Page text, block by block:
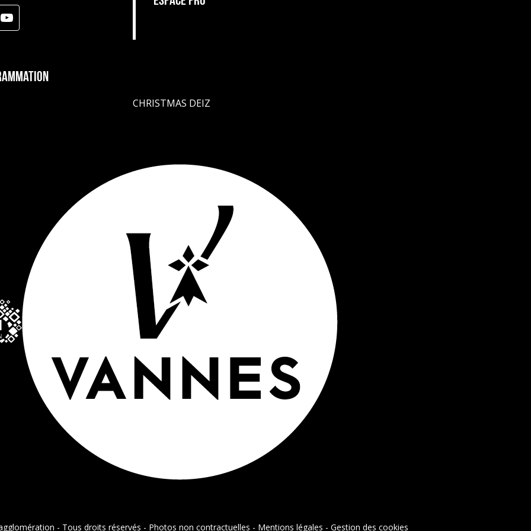
CHRISTMAS DEIZ
- Tous droits réservés - Photos non contractuelles - Mentions légales - Gestion des cookies